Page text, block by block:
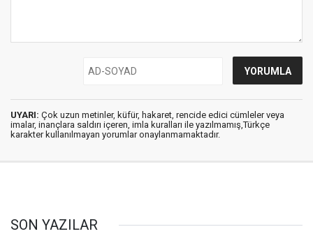
UYARI: Çok uzun metinler, küfür, hakaret, rencide edici cümleler veya
imalar, inançlara saldırı içeren, imla kuralları ile yazılmamış,Türkçe
karakter kullanılmayan yorumlar onaylanmamaktadır.
SON YAZILAR